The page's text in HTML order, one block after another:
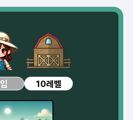
10레벨